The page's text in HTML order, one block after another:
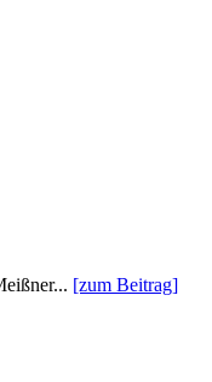
[zum Beitrag]